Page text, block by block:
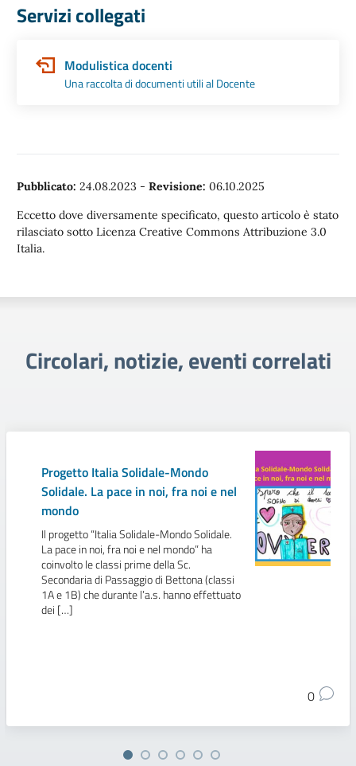
Servizi collegati
Modulistica docenti
Una raccolta di documenti utili al Docente
Pubblicato: 24.08.2023 - Revisione: 06.10.2025
Eccetto dove diversamente specificato, questo articolo è stato
rilasciato sotto Licenza Creative Commons Attribuzione 3.0
Italia.
Circolari, notizie, eventi correlati
Progetto Italia Solidale-Mondo
Solidale. La pace in noi, fra noi e nel
mondo
Il progetto “Italia Solidale-Mondo Solidale.
La pace in noi, fra noi e nel mondo” ha
coinvolto le classi prime della Sc.
Secondaria di Passaggio di Bettona (classi
1A e 1B) che durante l’a.s. hanno effettuato
dei […]
0